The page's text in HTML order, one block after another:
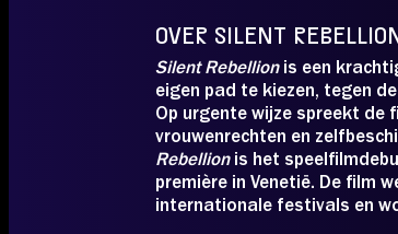
OVER SILENT
Silent Rebellionis een
eigen pad te kiezen, tegen
Op urgente wijze spreekt
vrouwenrechten en
Rebellionis het
première in Venetië. De film
internationale festivals en